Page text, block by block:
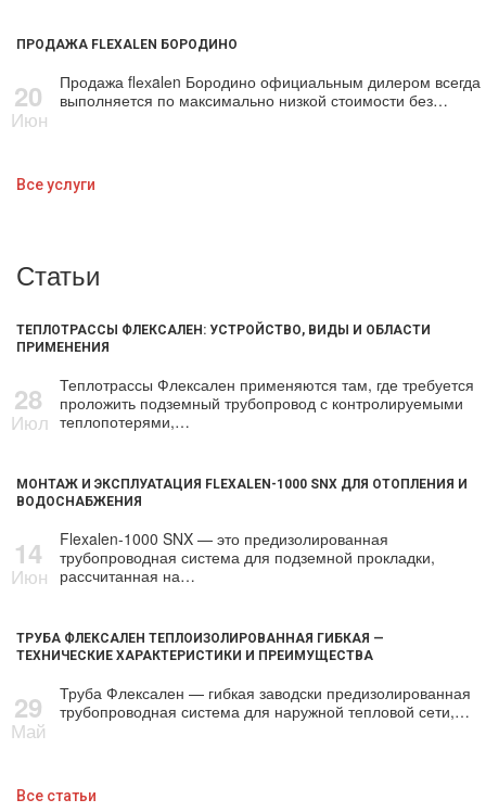
ПРОДАЖА FLEXALEN БОРОДИНО
20
Июн
Продажа flехalеn Бородино официальным дилером всегда
выполняется по максимально низкой стоимости без…
Все услуги
Статьи
ТЕПЛОТРАССЫ ФЛЕКСАЛЕН: УСТРОЙСТВО, ВИДЫ И ОБЛАСТИ
ПРИМЕНЕНИЯ
28
Июл
Теплотрассы Флексален применяются там, где требуется
проложить подземный трубопровод с контролируемыми
теплопотерями,…
МОНТАЖ И ЭКСПЛУАТАЦИЯ FLEXALEN-1000 SNX ДЛЯ ОТОПЛЕНИЯ И
ВОДОСНАБЖЕНИЯ
14
Июн
Flexalen-1000 SNX — это предизолированная
трубопроводная система для подземной прокладки,
рассчитанная на…
ТРУБА ФЛЕКСАЛЕН ТЕПЛОИЗОЛИРОВАННАЯ ГИБКАЯ —
ТЕХНИЧЕСКИЕ ХАРАКТЕРИСТИКИ И ПРЕИМУЩЕСТВА
29
Май
Труба Флексален — гибкая заводски предизолированная
трубопроводная система для наружной тепловой сети,…
Все статьи